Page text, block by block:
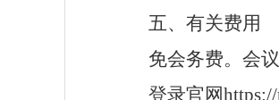
五、有关费用
免会务费。 会
登录官网